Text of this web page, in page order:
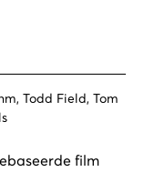
Todd Field, Tom
film